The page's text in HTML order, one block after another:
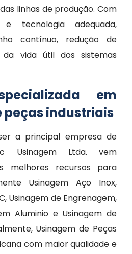
linhas de produção. Com
tecnologia adequada,
contínuo, redução de
vida útil dos sistemas
em
peças industriais
a principal empresa de
Usinagem Ltda. vem
melhores recursos para
Usinagem Aço Inox,
Usinagem de Engrenagem,
Aluminio e Usinagem de
Usinagem de Peças
com maior qualidade e